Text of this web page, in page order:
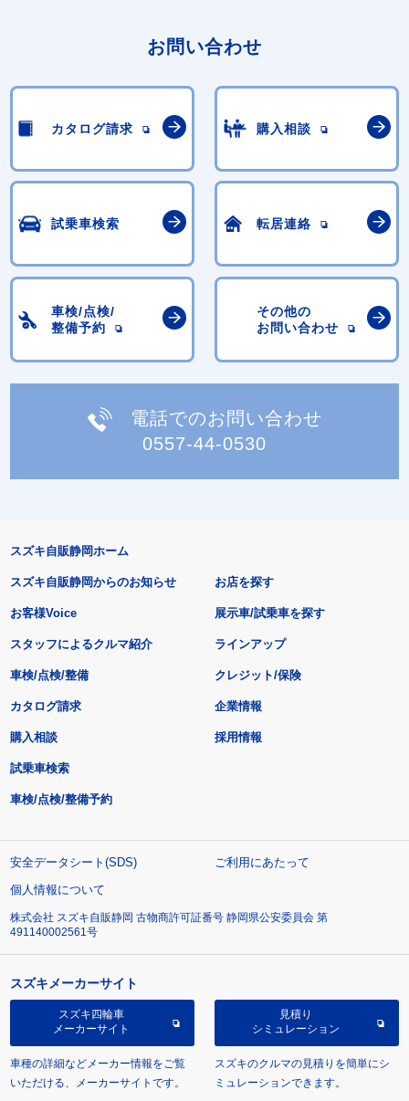
お問い合わせ
カタログ請求 購入相談
試乗車検索 転居連絡
車検/点検/
整備予約
その他の
お問い合わせ
電話でのお問い合わせ
0557-44-0530
スズキ自販静岡ホーム
スズキ自販静岡からのお知らせ
お客様Voice
スタッフによるクルマ紹介
お店を探す
展示車/試乗車を探す
ラインアップ
車検/点検/整備 クレジット/保険
カタログ請求
購入相談
試乗車検索
車検/点検/整備予約
企業情報
採用情報
安全データシート(SDS)
ご利用にあたって
個人情報について
株式会社 スズキ自販静岡 古物商許可証番号 静岡県公安委員会 第
491140002561号
スズキメーカーサイト
スズキ四輪車
メーカーサイト
車種の詳細などメーカー情報をご覧
いただける、メーカーサイトです。
見積り
シミュレーション
スズキのクルマの見積りを簡単にシ
ミュレーションできます。